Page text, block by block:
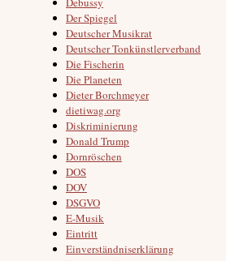
Der Spiegel
Deutscher Musikrat
Deutscher Tonkünstlerverband
Die Fischerin
Die Planeten
Dieter Borchmeyer
dietiwag.org
Diskriminierung
Donald Trump
Dornröschen
DOS
DOV
DSGVO
E-Musik
Eintritt
Einverständniserklärung